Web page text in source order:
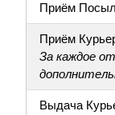
Приём
Приём
За каждое
Выдача